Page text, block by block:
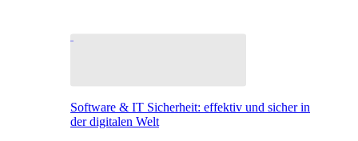
Software & IT Sicherheit: effektiv und sicher in
der digitalen Welt